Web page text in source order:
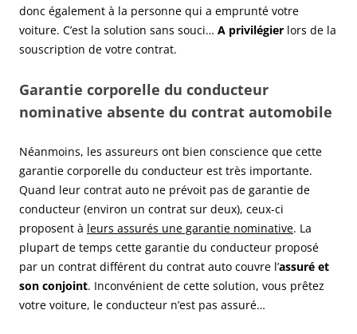
donc également à la personne qui a emprunté votre
voiture. C’est la solution sans souci… A privilégier lors de la
souscription de votre contrat.
Garantie corporelle du conducteur
nominative absente du contrat automobile
Néanmoins, les assureurs ont bien conscience que cette
garantie corporelle du conducteur est très importante.
Quand leur contrat auto ne prévoit pas de garantie de
conducteur (environ un contrat sur deux), ceux-ci
proposent à leurs assurés une garantie nominative. La
plupart de temps cette garantie du conducteur proposé
par un contrat différent du contrat auto couvre l’assuré et
son conjoint. Inconvénient de cette solution, vous prêtez
votre voiture, le conducteur n’est pas assuré…